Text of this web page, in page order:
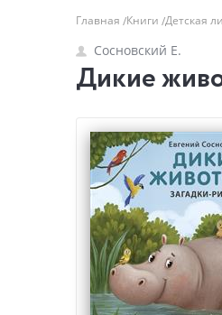
Главная Книги Детская
Сосновский Е.
Дикие